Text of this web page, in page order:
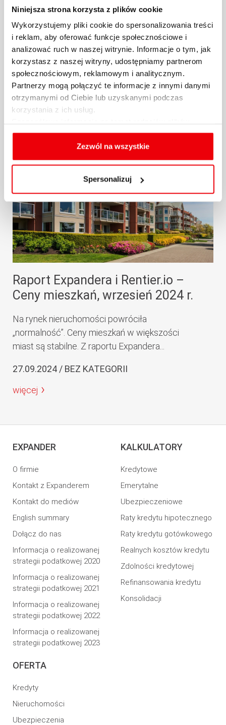
Niniejsza strona korzysta z plików cookie
Wykorzystujemy pliki cookie do spersonalizowania treści
i reklam, aby oferować funkcje społecznościowe i
analizować ruch w naszej witrynie. Informacje o tym, jak
korzystasz z naszej witryny, udostępniamy partnerom
społecznościowym, reklamowym i analitycznym.
Partnerzy mogą połączyć te informacje z innymi danymi
otrzymanymi od Ciebie lub uzyskanymi podczas
korzystania z ich usług.
cookies, celu i sposobu korzystania z nich przez nas
oraz zmiany ustawień plików cookies a także ich
usuwania z przeglądarki internetowej, znajdują się
Zezwól na wszystkie
Spersonalizuj
Raport Expandera i Rentier.io –
Najem mieszkań, październik i III
kw. 2024 r...
Po ogromnych wzrostach kosztów najmu w
2022 r. na rynku panowała względna stabilizacja.
Co prawda...
Raport Expandera i Rentier.io –
Ceny mieszkań, wrzesień 2024 r.
Na rynek nieruchomości powróciła
„normalność”. Ceny mieszkań w większości
miast są stabilne. Z raportu Expandera...
27.09.2024 / BEZ KATEGORII
więcej
EXPANDER
O firmie
Kontakt z Expanderem
Kontakt do mediów
English summary
Dołącz do nas
Informacja o realizowanej
strategii podatkowej 2020
Informacja o realizowanej
strategii podatkowej 2021
Informacja o realizowanej
strategii podatkowej 2022
Informacja o realizowanej
strategii podatkowej 2023
OFERTA
Kredyty
Nieruchomości
Ubezpieczenia
KALKULATORY
Kredytowe
Emerytalne
Ubezpieczeniowe
Raty kredytu hipotecznego
Raty kredytu gotówkowego
Realnych kosztów kredytu
Zdolności kredytowej
Refinansowania kredytu
Konsolidacji